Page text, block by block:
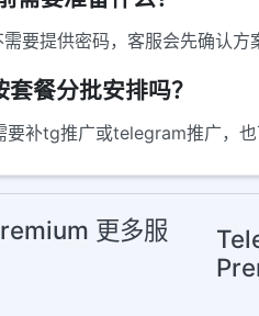
要提供密码，客服会先确认方
餐分批安排吗？
补tg推广或telegram推广，也
更多服